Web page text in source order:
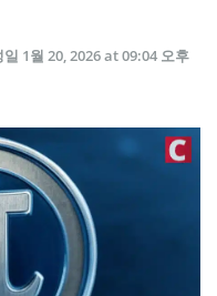
일 1월 20, 2026 at 09:04 오후